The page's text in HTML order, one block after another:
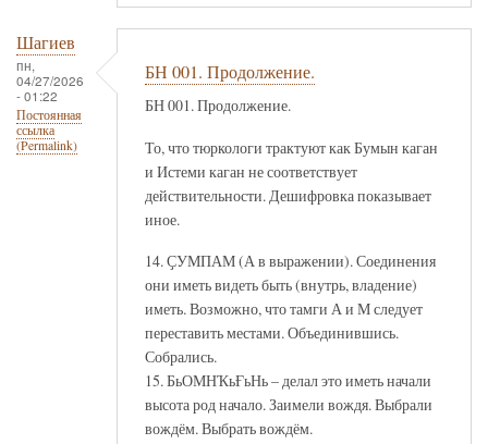
Шагиев
пн,
04/27/2026
- 01:22
Постоянная
ссылка
(Permalink)
БН 001. Продолжение.
БН 001. Продолжение.
То, что тюркологи трактуют как Бумын каган
и Истеми каган не соответствует
действительности. Дешифровка показывает
иное.
14. ҪУМПАМ (А в выражении). Соединения
они иметь видеть быть (внутрь, владение)
иметь. Возможно, что тамги А и М следует
переставить местами. Объединившись.
Собрались.
15. БьОМНҠьҒьНь – делал это иметь начали
высота род начало. Заимели вождя. Выбрали
вождём. Выбрать вождём.